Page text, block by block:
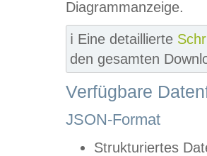
Diagrammanzeige.
ℹ️ Eine detaillierte
den gesamten
Verfügbare
JSON-Format
Strukturiertes